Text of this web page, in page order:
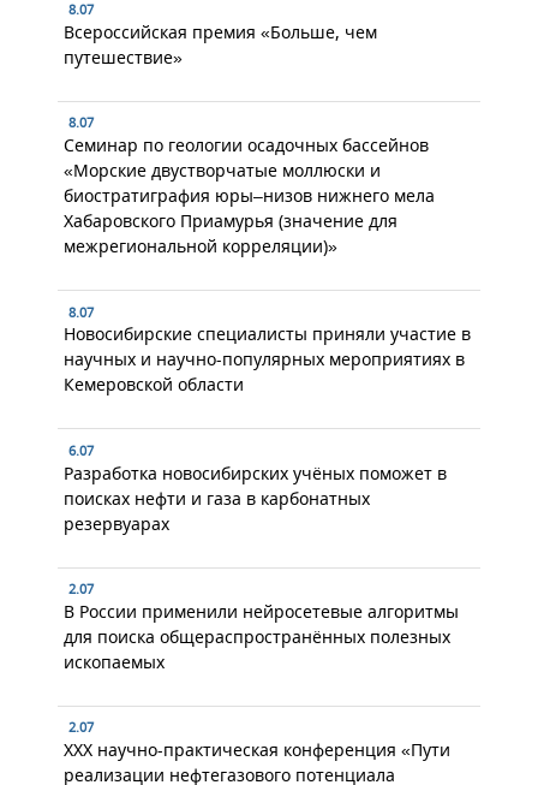
8.07
Всероссийская премия «Больше, чем
путешествие»
8.07
Семинар по геологии осадочных бассейнов
«Морские двустворчатые моллюски и
биостратиграфия юры–низов нижнего мела
Хабаровского Приамурья (значение для
межрегиональной корреляции)»
8.07
Новосибирские специалисты приняли участие в
научных и научно-популярных мероприятиях в
Кемеровской области
6.07
Разработка новосибирских учёных поможет в
поисках нефти и газа в карбонатных
резервуарах
2.07
В России применили нейросетевые алгоритмы
для поиска общераспространённых полезных
ископаемых
2.07
XXX научно-практическая конференция «Пути
реализации нефтегазового потенциала